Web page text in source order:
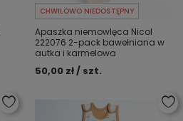
CHWILOWO NIEDOSTĘPNY
Apaszka niemowlęca Nicol
222076 2-pack bawełniana w
autka i karmelowa
50,00 zł / szt.